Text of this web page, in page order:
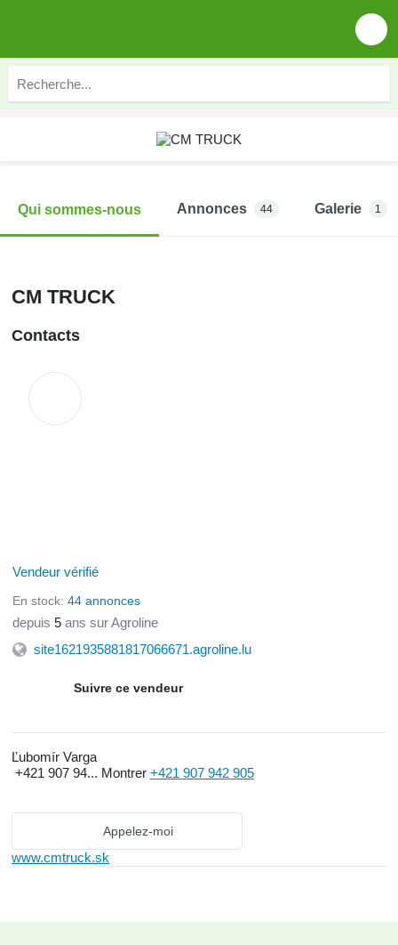
Qui sommes-nous Annonces 44 Galerie 1
CM TRUCK
Contacts
Vendeur vérifié
En stock: 44 annonces
depuis 5 ans sur Agroline
site1621935881817066671.agroline.lu
Suivre ce vendeur
Ľubomír Varga
+421 907 94... Montrer +421 907 942 905
Appelez-moi
www.cmtruck.sk